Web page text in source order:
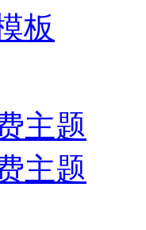
板
主题
主题